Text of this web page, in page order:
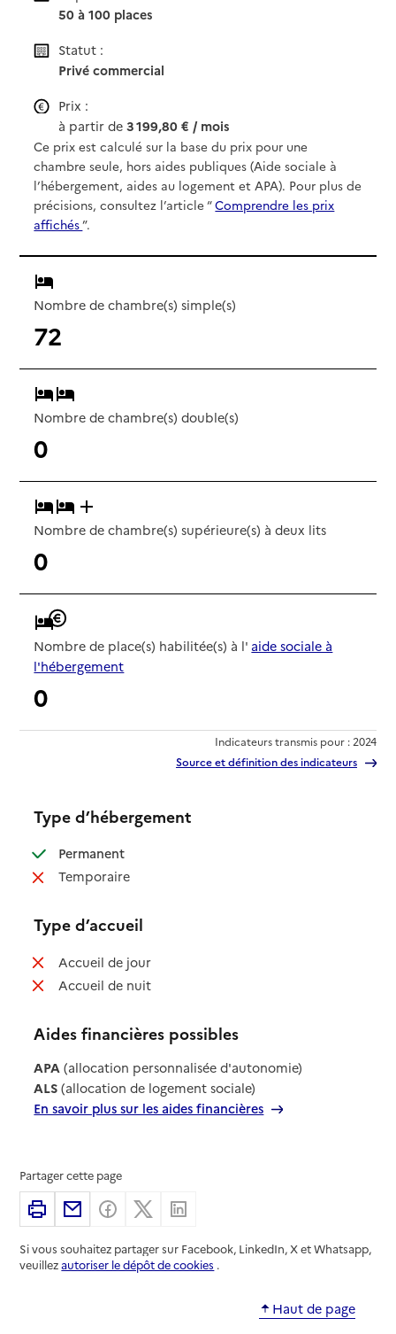
50 à 100 places
Statut :
Privé commercial
Prix :
à partir de3 199,80 € / mois
Ce prix est calculé sur la base du prix pour une
chambre seule, hors aides publiques (Aide sociale à
l’hébergement, aides au logement et APA). Pour plus de
précisions, consultez l’article “Comprendre les prix
affichés”.
Nombre de chambre(s) simple(s)
72
Nombre de chambre(s) double(s)
0
Nombre de chambre(s) supérieure(s) à deux lits
0
Nombre de place(s) habilitée(s) à l' aide sociale à
l'hébergement
0
Indicateurs transmis pour : 2024
Source et définition des indicateurs
Type d’hébergement
Permanent: disponible
Temporaire: non disponible
Type d’accueil
Accueil de jour: non disponible
Accueil de nuit: non disponible
Aides financières possibles
APA (allocation personnalisée d'autonomie)
ALS (allocation de logement sociale)
En savoir plus sur les aides financières
Partager cette page
ImprimerPartager par email
Partager sur Facebook
Partager sur X
Si vous souhaitez partager sur Facebook, LinkedIn, X et Whatsapp,
veuillezautoriser le dépôt de cookies .
Haut de page